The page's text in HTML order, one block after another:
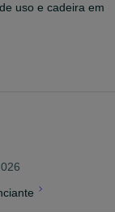
uso e cadeira em